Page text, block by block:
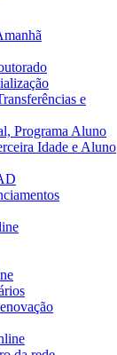
e
Programa Aluno
Idade e Aluno